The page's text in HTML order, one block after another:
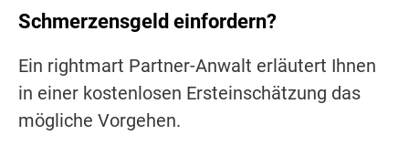
Schmerzensgeld einfordern?
Ein rightmart Partner-Anwalt erläutert Ihnen
in einer kostenlosen Ersteinschätzung das
mögliche Vorgehen.